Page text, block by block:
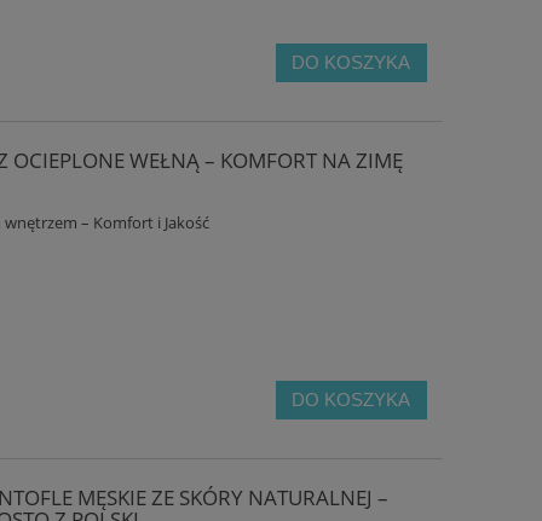
DO KOSZYKA
OCIEPLONE WEŁNĄ – KOMFORT NA ZIMĘ
wnętrzem – Komfort i Jakość
DO KOSZYKA
MĘSKIE ZE SKÓRY NATURALNEJ –